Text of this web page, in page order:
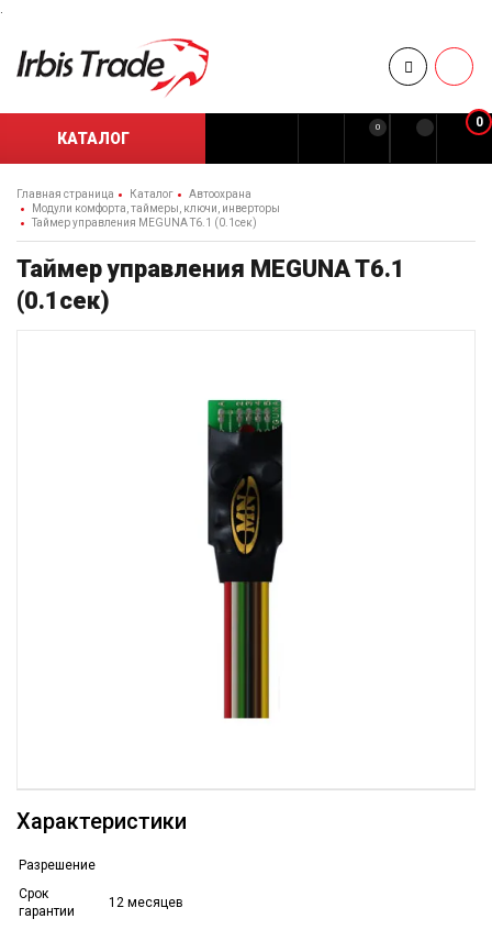
.
КАТАЛОГ
0 0
Главная страница Каталог
Автоохрана
Модули комфорта, таймеры, ключи, инверторы
Таймер управления MEGUNA T6.1 (0.1сек)
Таймер управления MEGUNA T6.1
(0.1сек)
Характеристики
Разрешение
Срок
гарантии
12 месяцев